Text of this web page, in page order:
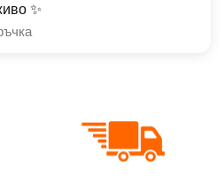
✨